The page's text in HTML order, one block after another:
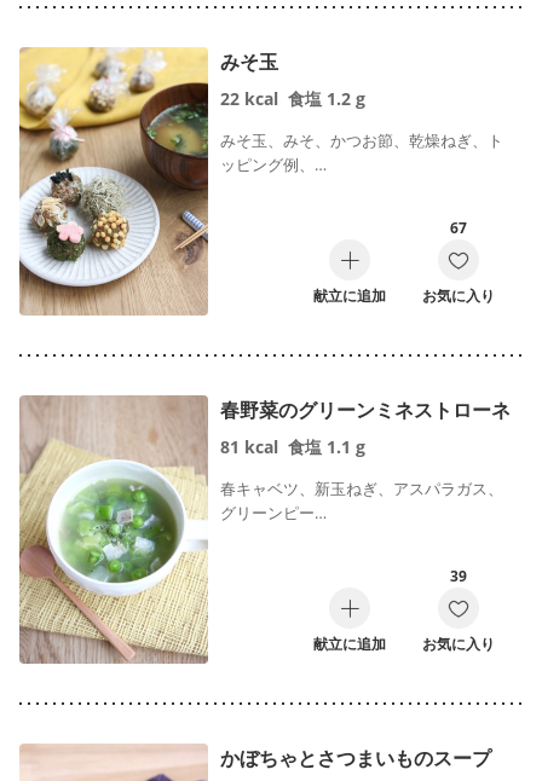
みそ玉
22 kcal 食塩 1.2 g
みそ玉、みそ、かつお節、乾燥ねぎ、ト
ッピング例、…
献立に追加
67
お気に入り
春野菜のグリーンミネストローネ
81 kcal 食塩 1.1 g
春キャベツ、新玉ねぎ、アスパラガス、
グリーンピー…
献立に追加
39
お気に入り
かぼちゃとさつまいものスープ